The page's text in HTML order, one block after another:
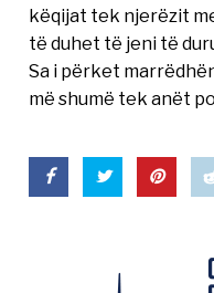
këqijat tek njerëzit
të duhet të jeni të
Sa i përket
më shumë tek anët